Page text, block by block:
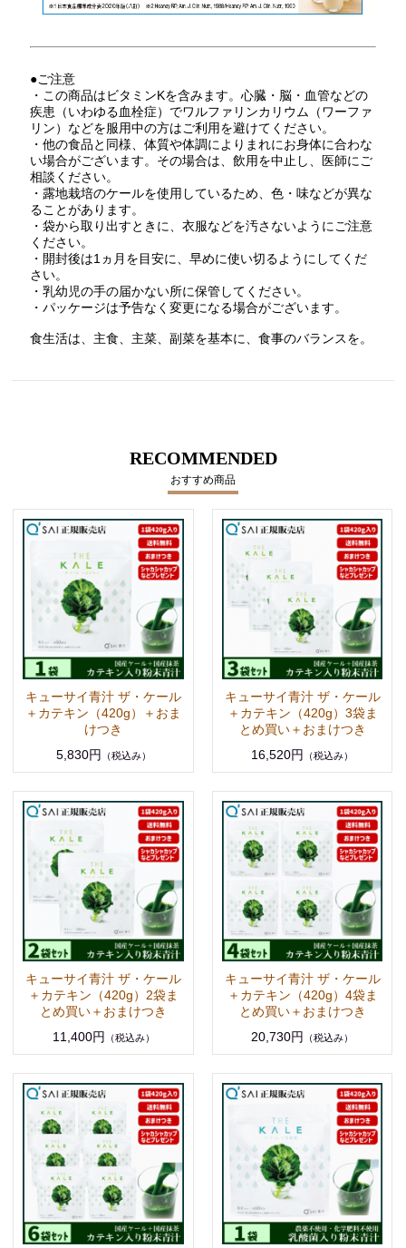
●ご注意
・この商品はビタミンKを含みます。心臓・脳・血管などの
疾患（いわゆる血栓症）でワルファリンカリウム（ワーファ
リン）などを服用中の方はご利用を避けてください。
・他の食品と同様、体質や体調によりまれにお身体に合わな
い場合がございます。その場合は、飲用を中止し、医師にご
相談ください。
・露地栽培のケールを使用しているため、色・味などが異な
ることがあります。
・袋から取り出すときに、衣服などを汚さないようにご注意
ください。
・開封後は1ヵ月を目安に、早めに使い切るようにしてくだ
さい。
・乳幼児の手の届かない所に保管してください。
・パッケージは予告なく変更になる場合がございます。
食生活は、主食、主菜、副菜を基本に、食事のバランスを。
RECOMMENDED
おすすめ商品
キューサイ青汁 ザ・ケール
＋カテキン（420g）＋おま
けつき
5,830円
（税込み）
キューサイ青汁 ザ・ケール
＋カテキン（420g）3袋ま
とめ買い＋おまけつき
16,520円
（税込み）
キューサイ青汁 ザ・ケール
＋カテキン（420g）2袋ま
とめ買い＋おまけつき
11,400円
（税込み）
キューサイ青汁 ザ・ケール
＋カテキン（420g）4袋ま
とめ買い＋おまけつき
20,730円
（税込み）